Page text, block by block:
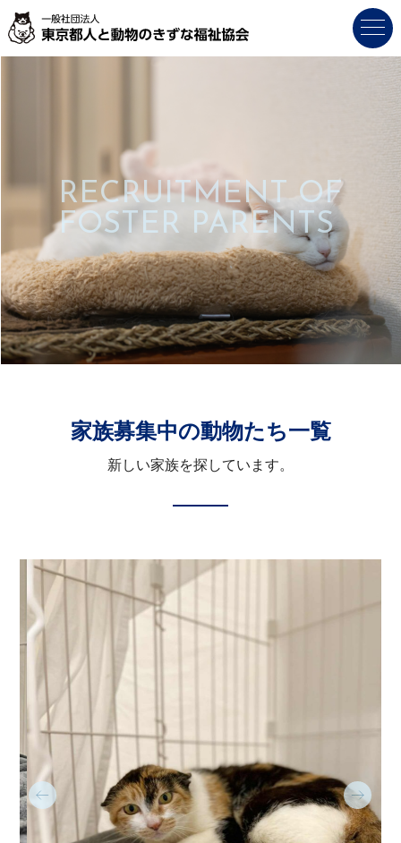
RECRUITMENT OF
FOSTER PARENTS
家族募集中の動物たち一覧
新しい家族を探しています。